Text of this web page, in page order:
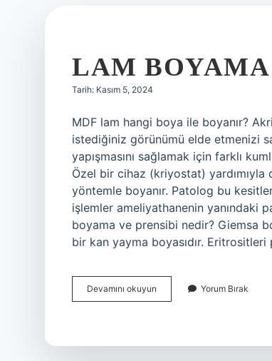
LAM
Tarih: Kasım 5, 2024
MDF lam hangi boya ile boyanır?
istediğiniz görünümü elde etmenizi
yapışmasını sağlamak için farklı
Özel bir cihaz (kriyostat) yardımıyla
yöntemle boyanır. Patolog bu
işlemler ameliyathanenin yanındaki
boyama ve prensibi nedir? Giemsa
bir kan yayma boyasıdır.
Devamını okuyun
Boyama
Yorum Bırak